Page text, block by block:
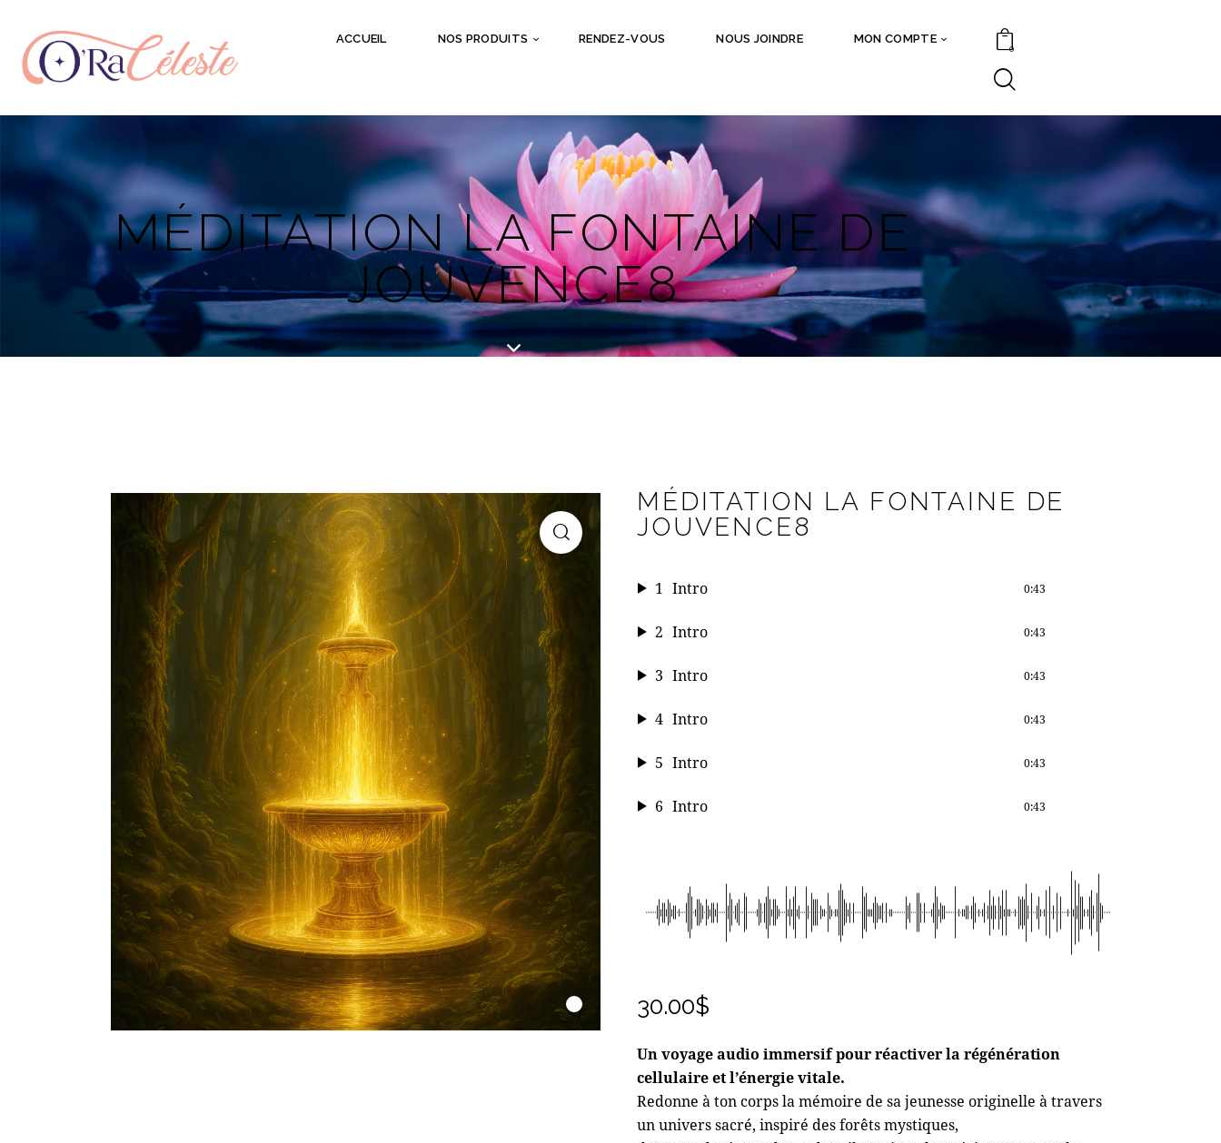
ACCUEIL NOS PRODUITS RENDEZ-VOUS NOUS JOINDRE MON COMPTE
0
MÉDITATION LA FONTAINE DE
JOUVENCE8
MÉDITATION LA FONTAINE DE
JOUVENCE8
1 Intro 0:43
2 Intro 0:43
3 Intro 0:43
4 Intro 0:43
5 Intro 0:43
6 Intro 0:43
Lecteur audio
30.00$
Un voyage audio immersif pour réactiver la régénération
cellulaire et l’énergie vitale.
Redonne à ton corps la mémoire de sa jeunesse originelle à travers
un univers sacré, inspiré des forêts mystiques,